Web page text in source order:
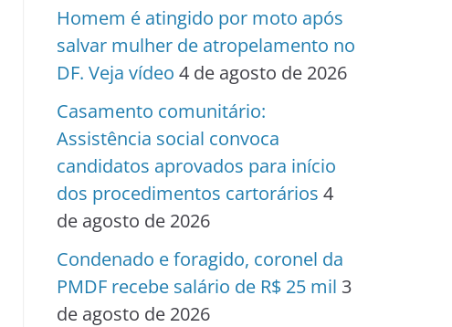
Homem é atingido por moto após
salvar mulher de atropelamento no
DF. Veja vídeo 4 de agosto de 2026
Casamento comunitário:
Assistência social convoca
candidatos aprovados para início
dos procedimentos cartorários 4
de agosto de 2026
Condenado e foragido, coronel da
PMDF recebe salário de R$ 25 mil 3
de agosto de 2026